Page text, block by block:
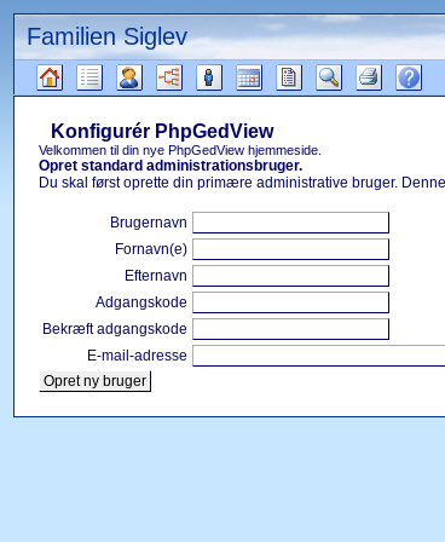
Familien Siglev
Gå
Læsetips
Konfigurér PhpGedView
Velkommen til din nye PhpGedView hjemmeside.
Opret standard administrationsbruger.
Du skal først oprette din primære administrative bruger.
Brugernavn
Fornavn(e)
Efternavn
Adgangskode
Bekræft adgangskode
E-mail-adresse